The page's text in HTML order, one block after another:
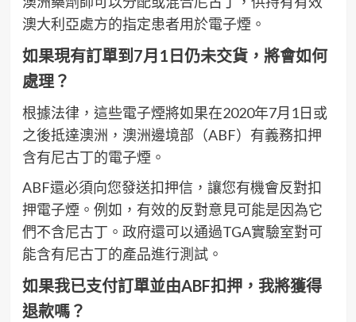
澳大利亞處方的指定患者用於電子煙。
如果現有訂單到7月1日仍未交貨，將會如何
處理？
根據法律，這些電子煙將如果在2020年7月1日或
之後抵達澳洲，澳洲邊境部（ABF）有義務扣押
含有尼古丁的電子煙。
ABF還必須向您發送扣押信，讓您有機會反對扣
押電子煙。例如，有效的反對意見可能是因為它
們不含尼古丁。政府還可以通過TGA實驗室對可
能含有尼古丁的產品進行測試。
如果我已支付訂單並由ABF扣押，我將獲得
退款嗎？